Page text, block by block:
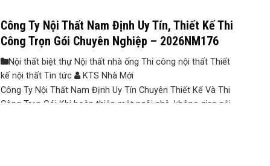
Công Ty Nội Thất Nam Định Uy Tín, Thiết Kế Thi
Công Trọn Gói Chuyên Nghiệp – 2026NM176
Nội thất biệt thự Nội thất nhà ống Thi công nội thất Thiết
kế nội thất Tin tức
KTS Nhà Mới
Công Ty Nội Thất Nam Định Uy Tín Chuyên Thiết Kế Và Thi
Công Trọn Gói Khi hoàn thiện một ngôi nhà, không gian nội